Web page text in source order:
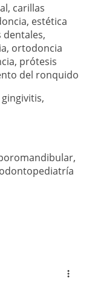
, carillas
, estética
dentales,
, ortodoncia
, prótesis
del ronquido
gingivitis,
,
odontopediatría